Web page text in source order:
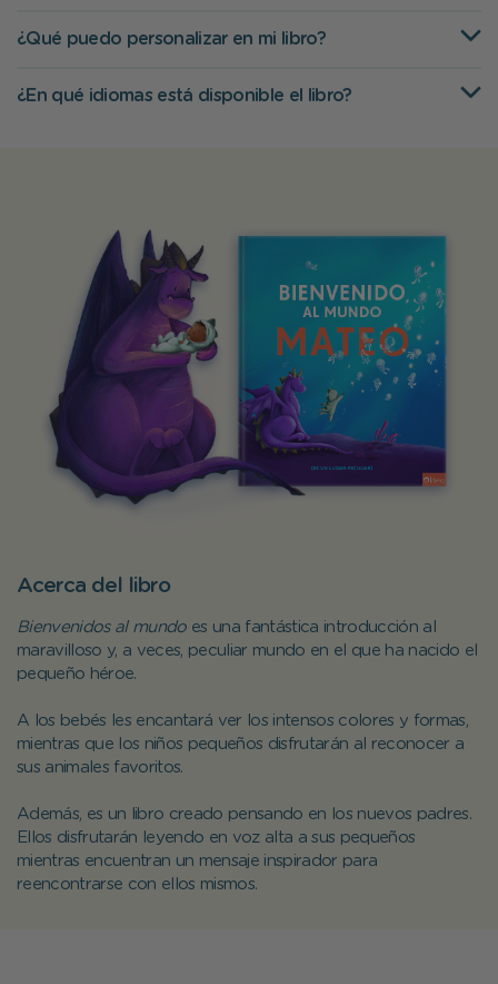
¿Qué puedo personalizar en mi libro?
¿En qué idiomas está disponible el libro?
Acerca del libro
Bienvenidos al mundoes una fantástica introducción al
maravilloso y, a veces, peculiar mundo en el que ha nacido el
pequeño héroe.
A los bebés les encantará ver los intensos colores y formas,
mientras que los niños pequeños disfrutarán al reconocer a
sus animales favoritos.
Además, es un libro creado pensando en los nuevos padres.
Ellos disfrutarán leyendo en voz alta a sus pequeños
mientras encuentran un mensaje inspirador para
reencontrarse con ellos mismos.